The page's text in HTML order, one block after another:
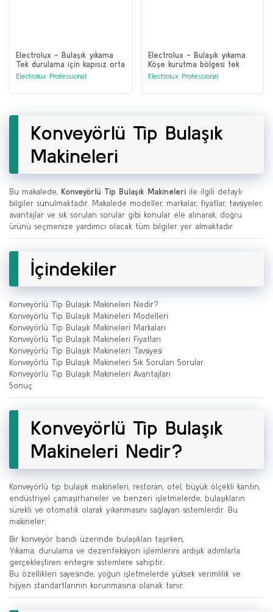
Electrolux - Bulaşık yıkama
Tek durulama için kapısız orta
sıcak hava üfleme bölgesi Raf
Electrolux Professional
Electrolux - Bulaşık yıkama
Köşe kurutma bölgesi tek
durulama için Raf Tipi bulaşık
Electrolux Professional
Konveyörlü Tip Bulaşık
Makineleri
Bu makalede, Konveyörlü Tip Bulaşık Makineleri ile ilgili detaylı
bilgiler sunulmaktadır. Makalede modeller, markalar, fiyatlar, tavsiyeler,
avantajlar ve sık sorulan sorular gibi konular ele alınarak, doğru
ürünü seçmenize yardımcı olacak tüm bilgiler yer almaktadır.
İçindekiler
Konveyörlü Tip Bulaşık Makineleri Nedir?
Konveyörlü Tip Bulaşık Makineleri Modelleri
Konveyörlü Tip Bulaşık Makineleri Markaları
Konveyörlü Tip Bulaşık Makineleri Fiyatları
Konveyörlü Tip Bulaşık Makineleri Tavsiyesi
Konveyörlü Tip Bulaşık Makineleri Sık Sorulan Sorular
Konveyörlü Tip Bulaşık Makineleri Avantajları
Sonuç
Konveyörlü Tip Bulaşık
Makineleri Nedir?
Konveyörlü tip bulaşık makineleri, restoran, otel, büyük ölçekli kantin,
endüstriyel çamaşırhaneler ve benzeri işletmelerde, bulaşıkların
sürekli ve otomatik olarak yıkanmasını sağlayan sistemlerdir. Bu
makineler;
Bir konveyör bandı üzerinde bulaşıkları taşırken,
Yıkama, durulama ve dezenfeksiyon işlemlerini ardışık adımlarla
gerçekleştiren entegre sistemlere sahiptir.
Bu özellikleri sayesinde, yoğun işletmelerde yüksek verimlilik ve
hijyen standartlarının korunmasına olanak tanır.